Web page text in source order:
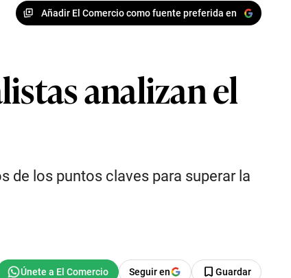
Añadir El Comercio como fuente preferida en
analizan el
de los puntos claves para superar la
Seguir en Guardar